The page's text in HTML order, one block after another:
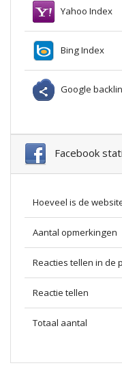
Yahoo Index
Bing Index
Google
Facebook
Hoeveel is de
Aantal opmerkingen
Reacties tellen in de
Reactie tellen
Totaal aantal